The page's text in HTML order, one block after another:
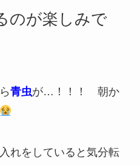
のが楽しみで
青虫が…！！！ 朝か
れをしていると気分転